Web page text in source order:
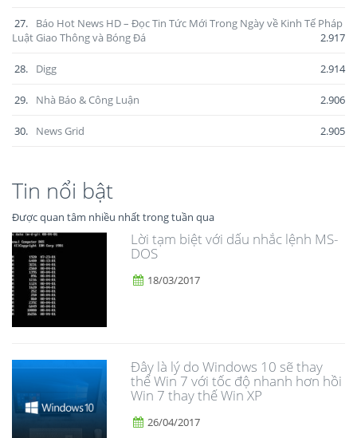
27.
Báo Hot News HD – Đọc Tin Tức Mới Trong Ngày về Kinh Tế Pháp
Luật Giao Thông và Bóng Đá
2.917
28. Digg 2.914
29. Nhà Báo & Công Luận 2.906
30. News Grid 2.905
Tin nổi bật
Được quan tâm nhiều nhất trong tuần qua
Lời tạm biệt với dấu nhắc lệnh MS-
DOS
18/03/2017
Đây là lý do Windows 10 sẽ thay
thế Win 7 với tốc độ nhanh hơn hồi
Win 7 thay thế Win XP
26/04/2017